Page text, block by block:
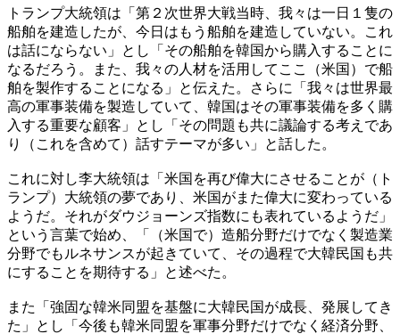
トランプ大統領は「第２次世界大戦当時、我々は一日１隻の
船舶を建造したが、今日はもう船舶を建造していない。これ
は話にならない」とし「その船舶を韓国から購入することに
なるだろう。また、我々の人材を活用してここ（米国）で船
舶を製作することになる」と伝えた。さらに「我々は世界最
高の軍事装備を製造していて、韓国はその軍事装備を多く購
入する重要な顧客」とし「その問題も共に議論する考えであ
り（これを含めて）話すテーマが多い」と話した。
これに対し李大統領は「米国を再び偉大にさせることが（ト
ランプ）大統領の夢であり、米国がまた偉大に変わっている
ようだ。それがダウジョーンズ指数にも表れているようだ」
という言葉で始め、「（米国で）造船分野だけでなく製造業
分野でもルネサンスが起きていて、その過程で大韓民国も共
にすることを期待する」と述べた。
また「強固な韓米同盟を基盤に大韓民国が成長、発展してき
た」とし「今後も韓米同盟を軍事分野だけでなく経済分野、